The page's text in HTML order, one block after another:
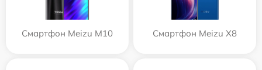
Смартфон Meizu M10 Смартфон Meizu X8